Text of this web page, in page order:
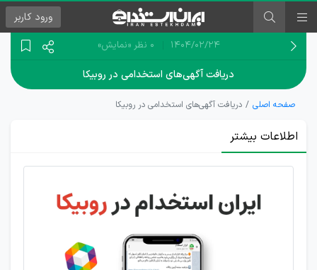
ورود کاربر
۱۴۰۴/۰۲/۲۴ 0 نظر «نمایش»
دریافت آگهی‌های استخدامی در روبیکا
صفحه اصلی دریافت آگهی‌های استخدامی در روبیکا
اطلاعات بیشتر
ایران